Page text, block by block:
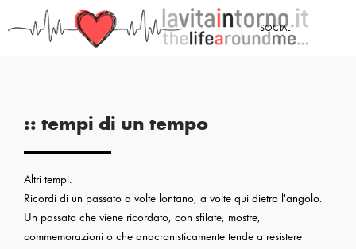
SOCIAL
:: tempi di un tempo
Altri tempi.
Ricordi di un passato a volte lontano, a volte qui dietro l'angolo.
Un passato che viene ricordato, con sfilate, mostre,
commemorazioni o che anacronisticamente tende a resistere